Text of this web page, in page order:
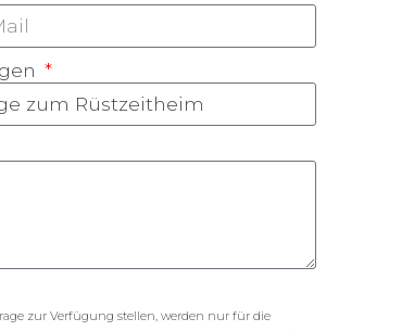
zur Verfügung stellen, werden nur für die